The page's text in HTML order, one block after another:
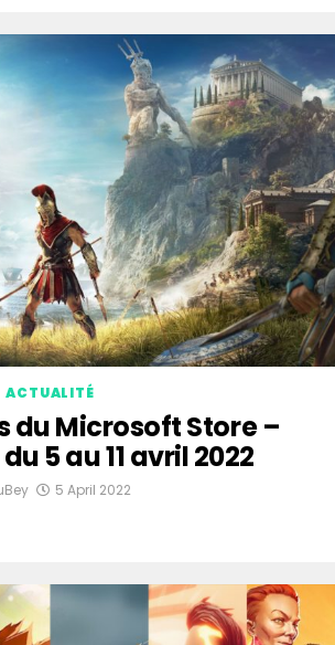
ACTUALITÉ
du Microsoft Store –
5 au 11 avril 2022
5 April 2022